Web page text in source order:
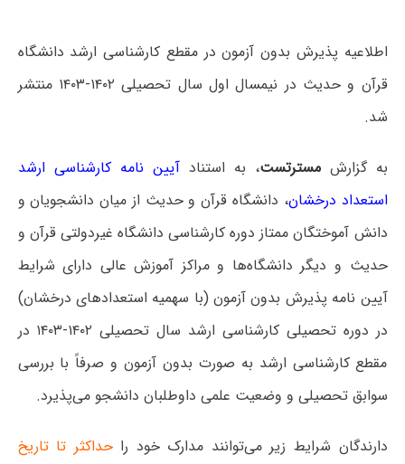
اطلاعیه پذیرش بدون آزمون در مقطع کارشناسی ارشد دانشگاه
قرآن و حدیث در نیمسال اول سال تحصیلی ۱۴۰۲-۱۴۰۳ منتشر
شد.
به گزارشمسترتست، به استنادآیین نامه کارشناسی ارشد
استعداد درخشان، دانشگاه قرآن و حدیث از میان دانشجویان و
دانش آموختگان ممتاز دوره کارشناسی دانشگاه غیردولتی قرآن و
حدیث و دیگر دانشگاه‌ها و مراکز آموزش عالی دارای شرایط
آیین نامه پذیرش بدون آزمون (با سهمیه استعدادهای درخشان)
در دوره تحصیلی کارشناسی ارشد سال تحصیلی ۱۴۰۲-۱۴۰۳ در
مقطع کارشناسی ارشد به صورت بدون آزمون و صرفاً با بررسی
سوابق تحصیلی و وضعیت علمی داوطلبان دانشجو می‌پذیرد.
دارندگان شرایط زیر می‌توانند مدارک خود راحداکثر تا تاریخ